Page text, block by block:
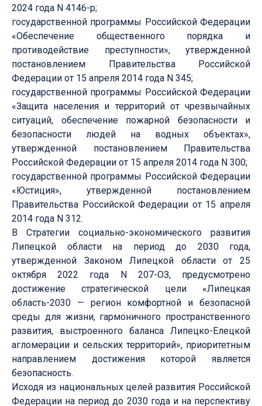
2024 года N 4146-р;
государственной программы Российской Федерации
«Обеспечение общественного порядка и
противодействие преступности», утвержденной
постановлением Правительства Российской
Федерации от 15 апреля 2014 года N 345;
государственной программы Российской Федерации
«Защита населения и территорий от чрезвычайных
ситуаций, обеспечение пожарной безопасности и
безопасности людей на водных объектах»,
утвержденной постановлением Правительства
Российской Федерации от 15 апреля 2014 года N 300;
государственной программы Российской Федерации
«Юстиция», утвержденной постановлением
Правительства Российской Федерации от 15 апреля
2014 года N 312.
В Стратегии социально-экономического развития
Липецкой области на период до 2030 года,
утвержденной Законом Липецкой области от 25
октября 2022 года N 207-ОЗ, предусмотрено
достижение стратегической цели «Липецкая
область-2030 — регион комфортной и безопасной
среды для жизни, гармоничного пространственного
развития, выстроенного баланса Липецко-Елецкой
агломерации и сельских территорий», приоритетным
направлением достижения которой является
безопасность.
Исходя из национальных целей развития Российской
Федерации на период до 2030 года и на перспективу